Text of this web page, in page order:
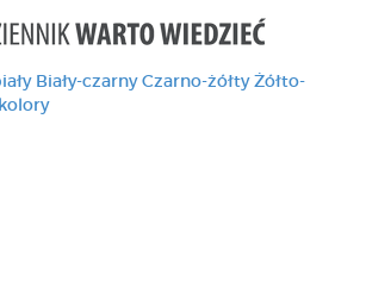
Biały-czarny Czarno-żółty Żółto-